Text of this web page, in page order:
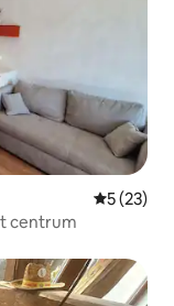
5 (23)
centrum